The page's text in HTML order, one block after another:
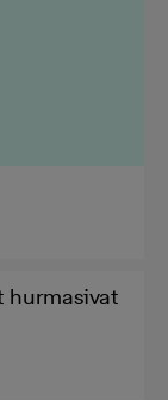
hurmasivat